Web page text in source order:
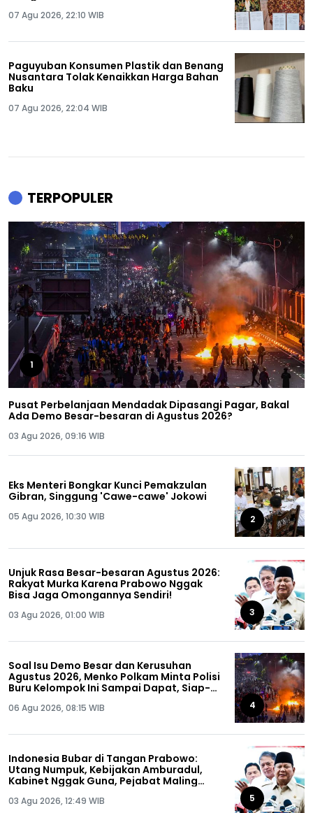
07 Agu 2026, 22:10 WIB
Paguyuban Konsumen Plastik dan Benang
Nusantara Tolak Kenaikkan Harga Bahan
Baku
07 Agu 2026, 22:04 WIB
TERPOPULER
1
Pusat Perbelanjaan Mendadak Dipasangi Pagar, Bakal
Ada Demo Besar-besaran di Agustus 2026?
03 Agu 2026, 09:16 WIB
Eks Menteri Bongkar Kunci Pemakzulan
Gibran, Singgung 'Cawe-cawe' Jokowi
05 Agu 2026, 10:30 WIB 2
Unjuk Rasa Besar-besaran Agustus 2026:
Rakyat Murka Karena Prabowo Nggak
Bisa Jaga Omongannya Sendiri!
03 Agu 2026, 01:00 WIB 3
Soal Isu Demo Besar dan Kerusuhan
Agustus 2026, Menko Polkam Minta Polisi
Buru Kelompok Ini Sampai Dapat, Siap-
06 Agu 2026, 08:15 WIB 4
Indonesia Bubar di Tangan Prabowo:
Utang Numpuk, Kebijakan Amburadul,
Kabinet Nggak Guna, Pejabat Maling
03 Agu 2026, 12:49 WIB 5